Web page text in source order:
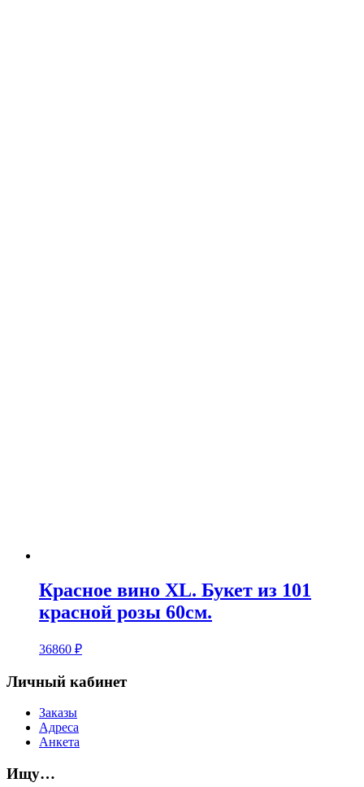
Красное вино XL. Букет из 101
красной розы 60см.
36860 ₽
Личный кабинет
Заказы
Адреса
Анкета
Ищу…